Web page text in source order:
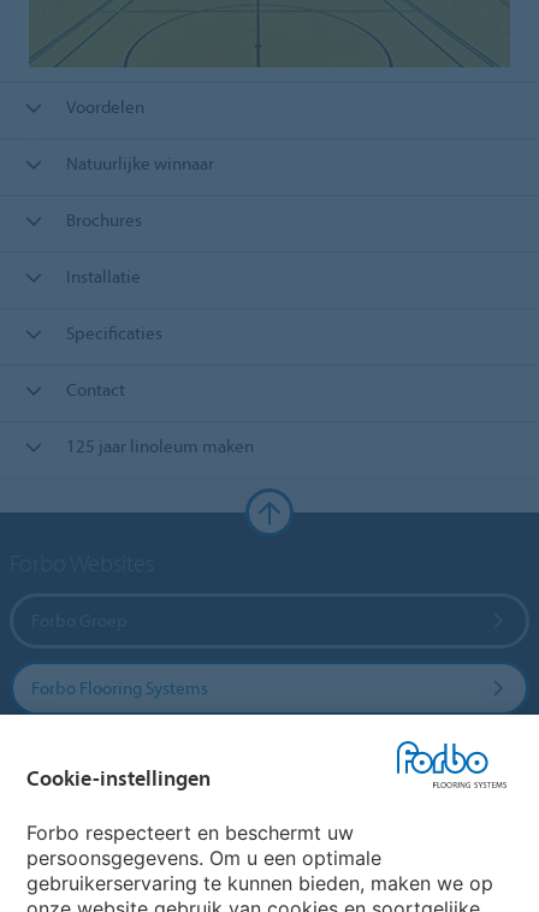
Voordelen
Natuurlijke winnaar
Brochures
Installatie
Specificaties
Contact
125 jaar linoleum maken
Forbo Flooring Systems
Website
Cookie-instellingen
Forbo respecteert en beschermt uw
persoonsgegevens. Om u een optimale
gebruikerservaring te kunnen bieden, maken we op